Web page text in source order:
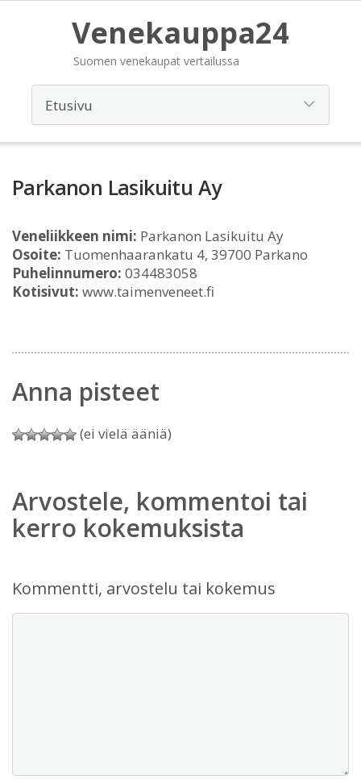
Venekauppa24
Suomen venekaupat vertailussa
Parkanon Lasikuitu Ay
Veneliikkeen nimi: Parkanon Lasikuitu Ay
Osoite: Tuomenhaarankatu 4, 39700 Parkano
Puhelinnumero: 034483058
Kotisivut: www.taimenveneet.fi
Anna pisteet
(ei vielä ääniä)
Arvostele, kommentoi tai
kerro kokemuksista
Kommentti, arvostelu tai kokemus